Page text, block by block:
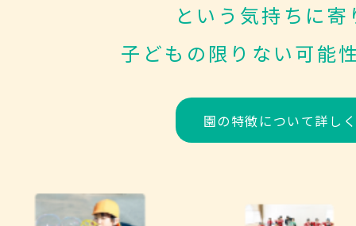
という気持ちに
子どもの限りない可能
園の特徴について詳し